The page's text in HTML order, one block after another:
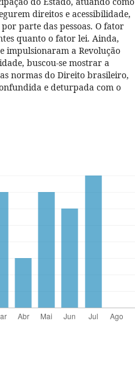
direitos e acessibilidade,
parte das pessoas. O fator
quanto o fator lei. Ainda,
impulsionaram a Revolução
buscou-se mostrar a
normas do Direito brasileiro,
e deturpada com o